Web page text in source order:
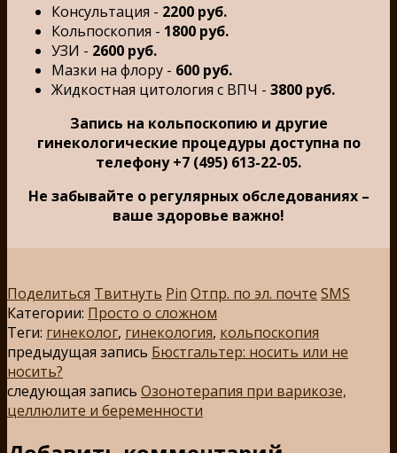
Консультация - 2200 руб.
Кольпоскопия - 1800 руб.
УЗИ - 2600 руб.
Мазки на флору - 600 руб.
Жидкостная цитология с ВПЧ - 3800 руб.
Запись на кольпоскопию и другие
гинекологические процедуры доступна по
телефону +7 (495) 613-22-05.
Не забывайте о регулярных обследованиях –
ваше здоровье важно!
Поделиться Твитнуть Pin Отпр. по эл. почте SMS
Категории: Просто о сложном
Теги: гинеколог, гинекология, кольпоскопия
предыдущая запись Бюстгальтер: носить или не
носить?
следующая запись Озонотерапия при варикозе,
целлюлите и беременности